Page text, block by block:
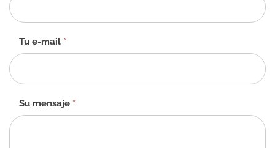
contacto
-
Tu e-mail *
Su mensaje *